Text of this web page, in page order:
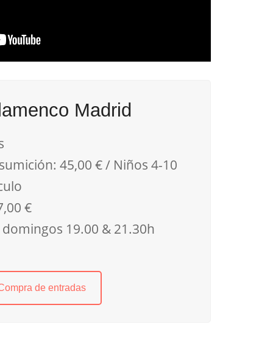
Madrid
45,00 € / Niños 4-10
€
19.00 & 21.30h
de entradas